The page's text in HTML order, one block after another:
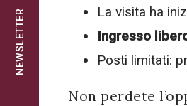
NEWSLETTER La visita ha
Ingresso
Posti limitati:
Non perdete